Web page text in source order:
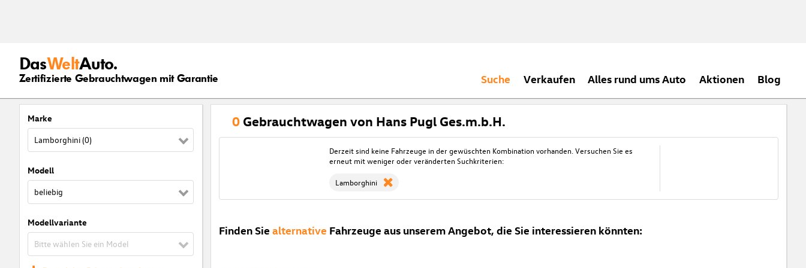
DasWeltAuto.
Zertifizierte Gebrauchtwagen mit Garantie Suche Verkaufen Alles rund ums Auto Aktionen Blog
Marke
Lamborghini (0)
Modell
beliebig
Modellvariante
Bitte wählen Sie ein Model
0 Gebrauchtwagen von Hans Pugl Ges.m.b.H.
Derzeit sind keine Fahrzeuge in der gewüschten Kombination vorhanden. Versuchen Sie es
erneut mit weniger oder veränderten Suchkriterien:
Lamborghini
Finden Sie alternative Fahrzeuge aus unserem Angebot, die Sie interessieren könnten: